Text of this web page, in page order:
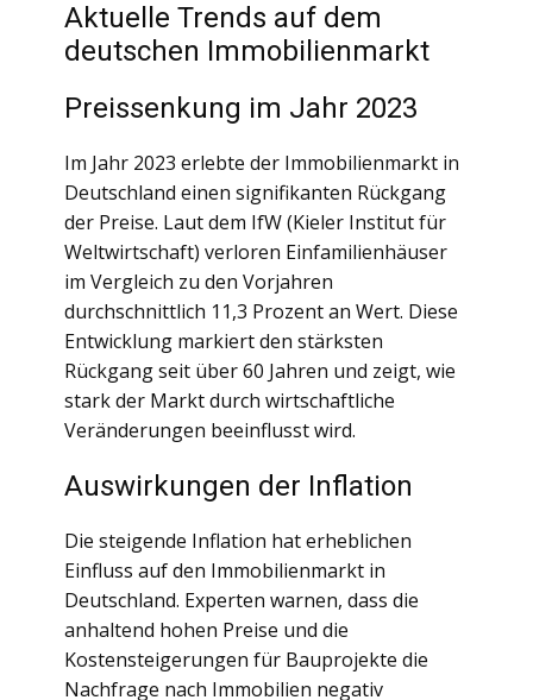
Aktuelle Trends auf dem
deutschen Immobilienmarkt
Preissenkung im Jahr 2023
Im Jahr 2023 erlebte der Immobilienmarkt in
Deutschland einen signifikanten Rückgang
der Preise. Laut dem IfW (Kieler Institut für
Weltwirtschaft) verloren Einfamilienhäuser
im Vergleich zu den Vorjahren
durchschnittlich 11,3 Prozent an Wert. Diese
Entwicklung markiert den stärksten
Rückgang seit über 60 Jahren und zeigt, wie
stark der Markt durch wirtschaftliche
Veränderungen beeinflusst wird.
Auswirkungen der Inflation
Die steigende Inflation hat erheblichen
Einfluss auf den Immobilienmarkt in
Deutschland. Experten warnen, dass die
anhaltend hohen Preise und die
Kostensteigerungen für Bauprojekte die
Nachfrage nach Immobilien negativ